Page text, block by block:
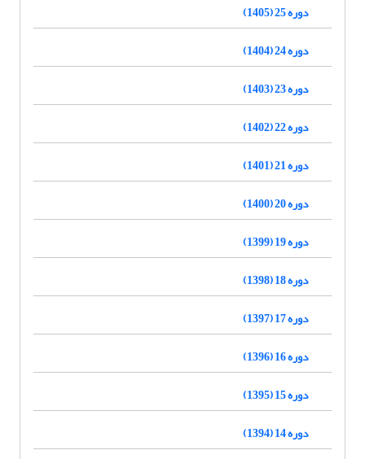
دوره 25 (1405)
دوره 24 (1404)
دوره 23 (1403)
دوره 22 (1402)
دوره 21 (1401)
دوره 20 (1400)
دوره 19 (1399)
دوره 18 (1398)
دوره 17 (1397)
دوره 16 (1396)
دوره 15 (1395)
دوره 14 (1394)